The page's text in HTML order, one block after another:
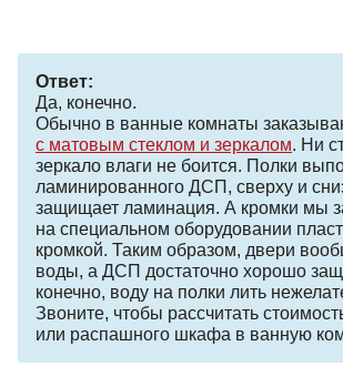
Ответ:
Да, конечно.
Обычно в ванные комнаты
с матовым стеклом и зеркалом. Ни
зеркало влаги не боится. Полки
ламинированного ДСП, сверху и
защищает ламинация. А кромки мы
на специальном оборудовании
кромкой. Таким образом, двери
воды, а ДСП достаточно хорошо
конечно, воду на полки лить
Звоните, чтобы рассчитать
или распашного шкафа в ванную